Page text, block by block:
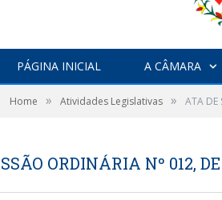
PÁGINA INICIAL A CÂMARA
Home » Atividades Legislativas » ATA DE
ORDINÁRIA Nº 012,